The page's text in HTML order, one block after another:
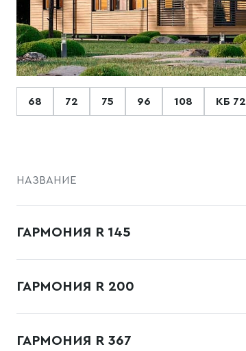
68 72 75 96 108 КБ 72
НАЗВАНИЕ
ГАРМОНИЯ R 145
ГАРМОНИЯ R 200
ГАРМОНИЯ R 367